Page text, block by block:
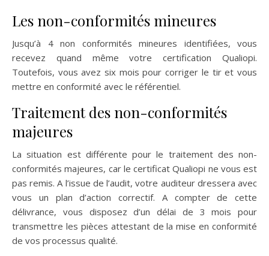
Les non-conformités mineures
Jusqu’à 4 non conformités mineures identifiées, vous
recevez quand même votre certification Qualiopi.
Toutefois, vous avez six mois pour corriger le tir et vous
mettre en conformité avec le référentiel.
Traitement des non-conformités
majeures
La situation est différente pour le traitement des non-
conformités majeures, car le certificat Qualiopi ne vous est
pas remis. A l’issue de l’audit, votre auditeur dressera avec
vous un plan d’action correctif. A compter de cette
délivrance, vous disposez d’un délai de 3 mois pour
transmettre les pièces attestant de la mise en conformité
de vos processus qualité.